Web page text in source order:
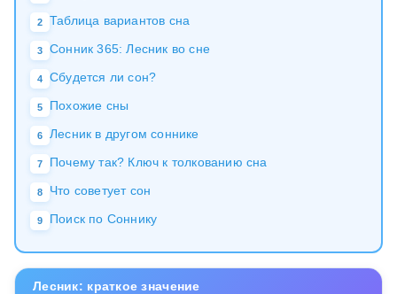
2 Таблица вариантов сна
3 Сонник 365: Лесник во сне
4 Сбудется ли сон?
5 Похожие сны
6 Лесник в другом соннике
7 Почему так? Ключ к толкованию сна
8 Что советует сон
9 Поиск по Соннику
Лесник: краткое значение